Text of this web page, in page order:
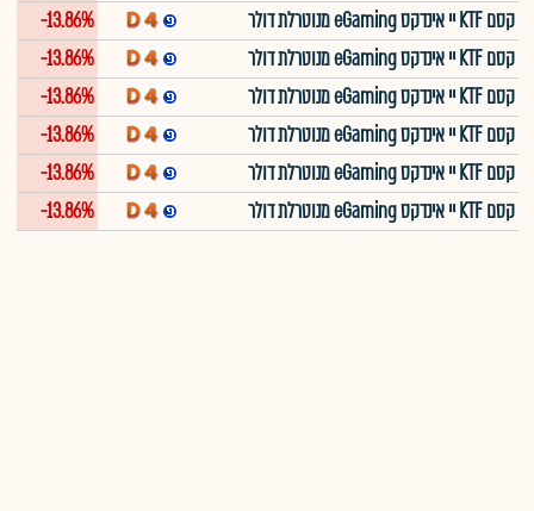
קסם KTF יי אינדקס eGaming מנוטרלת דולר
-13.86%
קסם KTF יי אינדקס eGaming מנוטרלת דולר
-13.86%
קסם KTF יי אינדקס eGaming מנוטרלת דולר
-13.86%
קסם KTF יי אינדקס eGaming מנוטרלת דולר
-13.86%
קסם KTF יי אינדקס eGaming מנוטרלת דולר
-13.86%
קסם KTF יי אינדקס eGaming מנוטרלת דולר
-13.86%